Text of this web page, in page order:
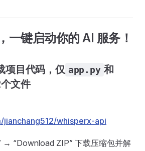
一键启动你的 AI 服务！
项目代码，仅 app.py 和
文件
jianchang512/whisperx-api
→ “Download ZIP” 下载压缩包并解